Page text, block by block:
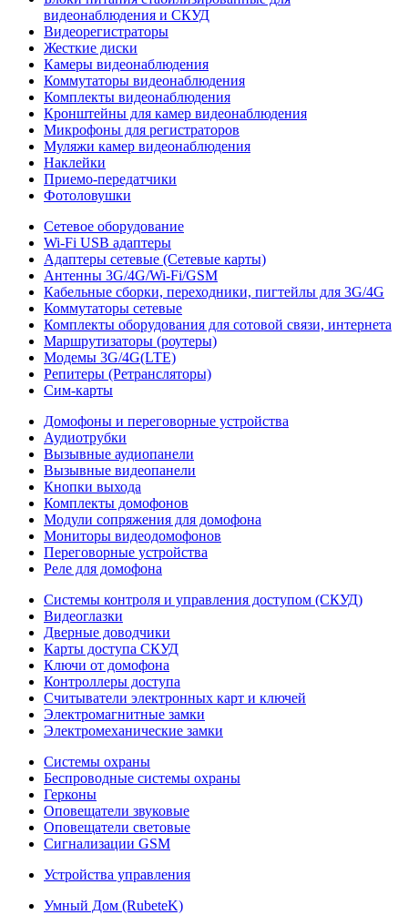
видеонаблюдения и СКУД
Видеорегистраторы
Жесткие диски
Камеры видеонаблюдения
Коммутаторы видеонаблюдения
Комплекты видеонаблюдения
Кронштейны для камер видеонаблюдения
Микрофоны для регистраторов
Муляжи камер видеонаблюдения
Наклейки
Приемо-передатчики
Фотоловушки
Сетевое оборудование
Wi-Fi USB адаптеры
Адаптеры сетевые (Сетевые карты)
Антенны 3G/4G/Wi-Fi/GSM
Кабельные сборки, переходники, пигтейлы для 3G/4G
Коммутаторы сетевые
Комплекты оборудования для сотовой связи, интернета
Маршрутизаторы (роутеры)
Модемы 3G/4G(LTE)
Репитеры (Ретрансляторы)
Сим-карты
Домофоны и переговорные устройства
Аудиотрубки
Вызывные аудиопанели
Вызывные видеопанели
Кнопки выхода
Комплекты домофонов
Модули сопряжения для домофона
Мониторы видеодомофонов
Переговорные устройства
Реле для домофона
Системы контроля и управления доступом (СКУД)
Видеоглазки
Дверные доводчики
Карты доступа СКУД
Ключи от домофона
Контроллеры доступа
Считыватели электронных карт и ключей
Электромагнитные замки
Электромеханические замки
Системы охраны
Беспроводные системы охраны
Герконы
Оповещатели звуковые
Оповещатели световые
Сигнализации GSM
Устройства управления
Умный Дом (RubeteK)